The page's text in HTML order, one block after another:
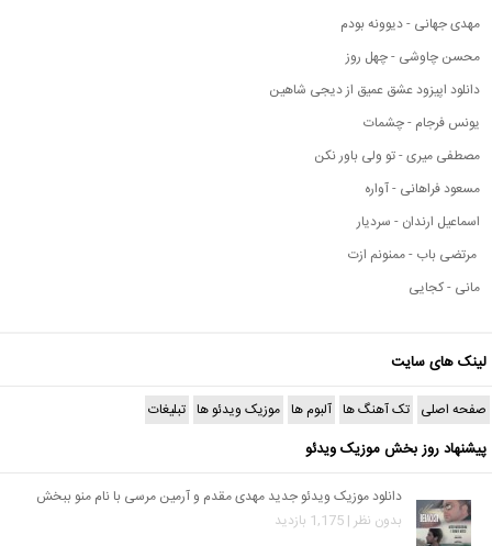
مهدی جهانی - دیوونه بودم
محسن چاوشی - چهل روز
دانلود اپیزود عشق عمیق از دیجی شاهین
یونس فرجام - چشمات
مصطفی میری - تو ولی باور نکن
مسعود فراهانی - آواره
اسماعیل ارندان - سردیار
مرتضی باب - ممنونم ازت
مانی - کجایی
لینک های سایت
صفحه اصلی تک آهنگ ها آلبوم ها موزیک ویدئو ها تبلیغات
پیشنهاد روز بخش موزیک ویدئو
دانلود موزیک ویدئو جدید مهدی مقدم و آرمین مرسی با نام منو ببخش
بدون نظر | 1,175 بازدید